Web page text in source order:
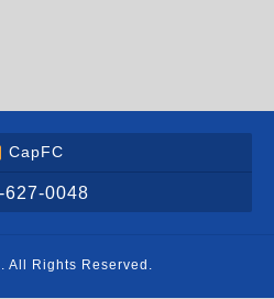
CapFC
627-0048
. All Rights Reserved.